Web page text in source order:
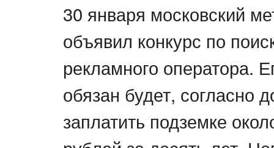
30 января московский
объявил конкурс по
рекламного оператора.
обязан будет, согласно
заплатить подземке